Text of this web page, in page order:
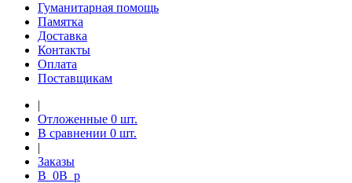
Гуманитарная помощь
Памятка
Доставка
Контакты
Оплата
Поставщикам
|
Отложенные 0 шт.
В сравнении 0 шт.
|
Заказы
В 0В p